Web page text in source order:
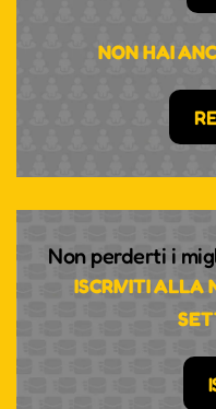
NON HAI
Non perderti i
ISCRIVITI ALLA